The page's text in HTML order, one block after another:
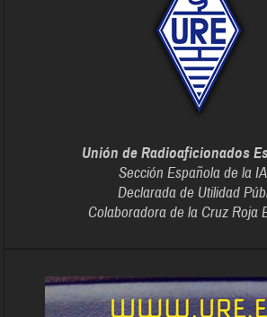
Unión de Radioaficionados
Sección Española de la
Declarada de Utilidad
Colaboradora de la Cruz Roja